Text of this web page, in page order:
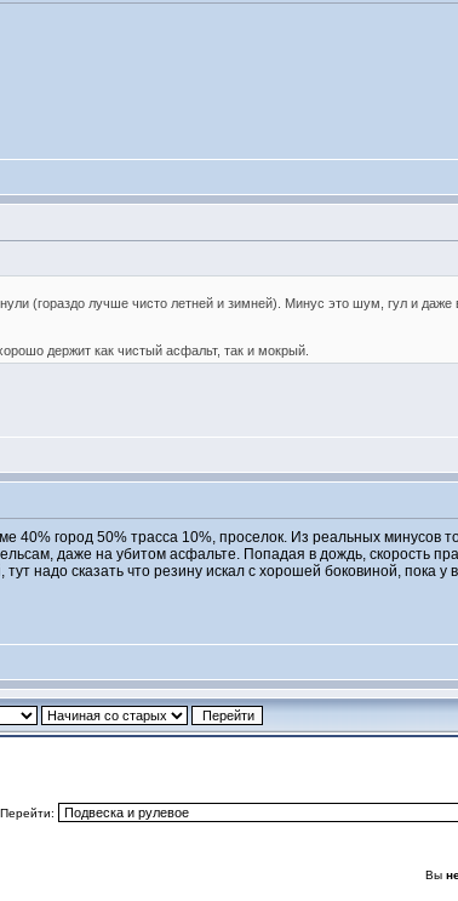
(гораздо лучше чисто летней и зимней). Минус это шум, гул и даже
держит как чистый асфальт, так и мокрый.
город 50% трасса 10%, проселок. Из реальных минусов
даже на убитом асфальте. Попадая в дождь, скорость
надо сказать что резину искал с хорошей боковиной, пока у
Перейти:
Вы